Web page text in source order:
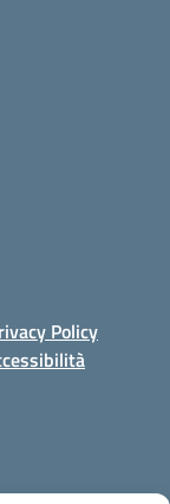
Policy